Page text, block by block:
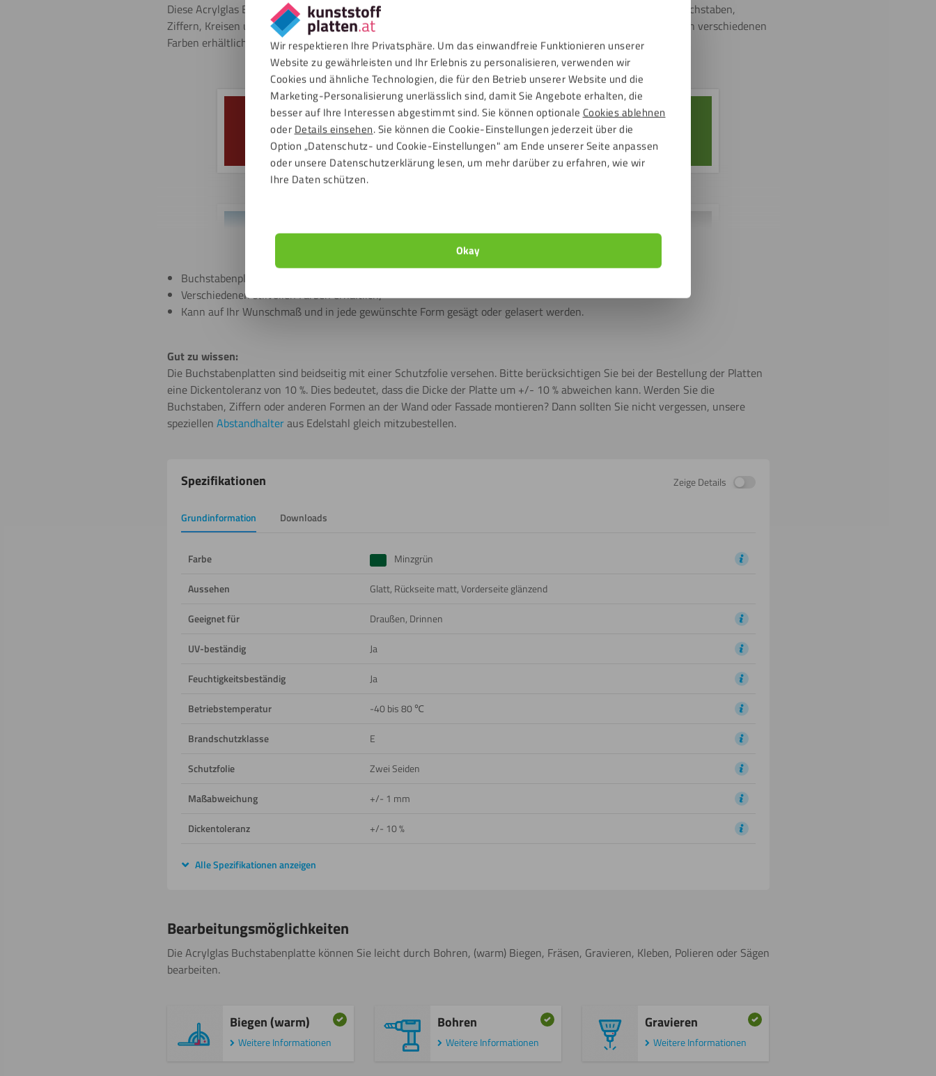
Wir respektieren Ihre Privatsphäre. Um das einwandfreie Funktionieren unserer
Website zu gewährleisten und Ihr Erlebnis zu personalisieren, verwenden wir
Cookies und ähnliche Technologien, die für den Betrieb unserer Website und die
Marketing-Personalisierung unerlässlich sind, damit Sie Angebote erhalten, die
besser auf Ihre Interessen abgestimmt sind. Sie können optionaleCookies ablehnen
oderDetails einsehen. Sie können die Cookie-Einstellungen jederzeit über die
Option „Datenschutz- und Cookie-Einstellungen" am Ende unserer Seite anpassen
oder unsere Datenschutzerklärung lesen, um mehr darüber zu erfahren, wie wir
Ihre Daten schützen.
Okay
Diese Acrylglas Buchstabenplatte 8 mm Minzgrün eignet sich perfekt zum Laserschneiden oder Fräsen von Buchstaben,
Ziffern, Kreisen und anderen Formen. Neben der Acrylglas Buchstabenplatte 8 mm Minzgrün sind die Platten in verschiedenen
Farben erhältlich. Alle Farbtöne sind 0 % lichtdurchlässig.
Alle anzeigen
Buchstabenplatte in Dicke von 8 mm erhältlich;
Verschiedenen stilvollen Farben erhältlich;
Kann auf Ihr Wunschmaß und in jede gewünschte Form gesägt oder gelasert werden.
Gut zu wissen:
Die Buchstabenplatten sind beidseitig mit einer Schutzfolie versehen. Bitte berücksichtigen Sie bei der Bestellung der Platten
eine Dickentoleranz von 10 %. Dies bedeutet, dass die Dicke der Platte um +/- 10 % abweichen kann. Werden Sie die
Buchstaben, Ziffern oder anderen Formen an der Wand oder Fassade montieren? Dann sollten Sie nicht vergessen, unsere
speziellen Abstandhalteraus Edelstahl gleich mitzubestellen.
Spezifikationen Zeige Details
Grundinformation Downloads
Farbe Minzgrün
Aussehen Glatt, Rückseite matt, Vorderseite glänzend
Geeignet für Draußen, Drinnen
UV-beständig Ja
Feuchtigkeitsbeständig Ja
Betriebstemperatur -40 bis 80 ℃
Brandschutzklasse E
Schutzfolie Zwei Seiden
Maßabweichung +/- 1 mm
Dickentoleranz +/- 10 %
Alle Spezifikationen anzeigen
Bearbeitungsmöglichkeiten
Die Acrylglas Buchstabenplatte können Sie leicht durch Bohren, (warm) Biegen, Fräsen, Gravieren, Kleben, Polieren oder Sägen
bearbeiten.
Biegen (warm)
Weitere Informationen
Bohren
Weitere Informationen
Gravieren
Weitere Informationen